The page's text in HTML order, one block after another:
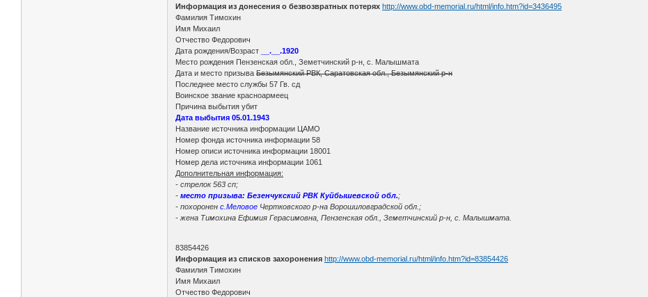
Информация из донесения о безвозвратных потерях http://www.obd-memorial.ru/html/info.htm?id=3436495
Фамилия Тимохин
Имя Михаил
Отчество Федорович
Дата рождения/Возраст
__.__.1920
Место рождения Пензенская обл., Земетчинский р-н, с. Малышмата
Дата и место призываБезымянский РВК, Саратовская обл., Безымянский р-н
Последнее место службы 57 Гв. сд
Воинское звание красноармеец
Причина выбытия убит
Дата выбытия 05.01.1943
Название источника информации ЦАМО
Номер фонда источника информации 58
Номер описи источника информации 18001
Номер дела источника информации 1061
Дополнительная информация:
- стрелок 563 сп;
-место призыва: Безенчукский РВК Куйбышевской обл.;
- похороненс.Меловое Чертковского р-на Ворошиловградской обл.;
- жена Тимохина Ефимия Герасимовна, Пензенская обл., Земетчинский р-н, с. Малышмата.
83854426
Информация из списков захоронения http://www.obd-memorial.ru/html/info.htm?id=83854426
Фамилия Тимохин
Имя Михаил
Отчество Федорович